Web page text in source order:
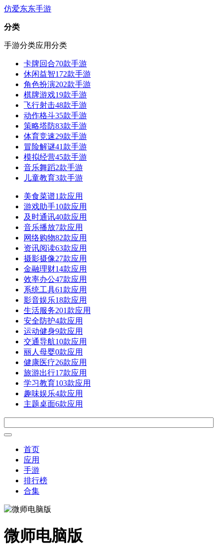
仿爱东东手游
分类
手游分类应用分类
卡牌回合70款手游
休闲益智172款手游
角色扮演202款手游
棋牌游戏19款手游
飞行射击48款手游
动作格斗35款手游
策略塔防83款手游
体育竞速29款手游
冒险解谜41款手游
模拟经营45款手游
音乐舞蹈2款手游
儿童教育3款手游
美食菜谱1款应用
游戏助手10款应用
及时通讯40款应用
音乐播放7款应用
网络购物82款应用
资讯阅读63款应用
摄影摄像27款应用
金融理财14款应用
效率办公47款应用
系统工具61款应用
影音娱乐18款应用
生活服务201款应用
安全防护4款应用
运动健身9款应用
交通导航10款应用
丽人母婴0款应用
健康医疗26款应用
旅游出行17款应用
学习教育103款应用
趣味娱乐4款应用
主题桌面6款应用
首页
应用
手游
排行榜
合集
微师电脑版